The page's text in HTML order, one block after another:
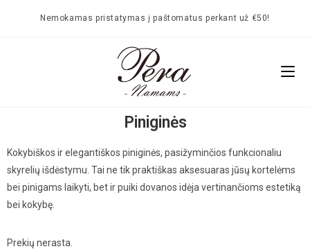
Nemokamas pristatymas į paštomatus perkant už €50!
Piniginės
Kokybiškos ir elegantiškos piniginės, pasižyminčios funkcionaliu
skyrelių išdėstymu. Tai ne tik praktiškas aksesuaras jūsų kortelėms
bei pinigams laikyti, bet ir puiki dovanos idėja vertinančioms estetiką
bei kokybę.
Prekių nerasta.